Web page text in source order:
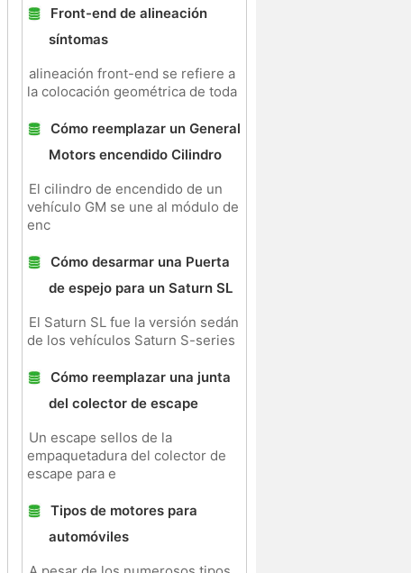
Front-end de alineación
síntomas
alineación front-end se refiere a
la colocación geométrica de toda
Cómo reemplazar un General
Motors encendido Cilindro
El cilindro de encendido de un
vehículo GM se une al módulo de
enc
Cómo desarmar una Puerta
de espejo para un Saturn SL
El Saturn SL fue la versión sedán
de los vehículos Saturn S-series
Cómo reemplazar una junta
del colector de escape
Un escape sellos de la
empaquetadura del colector de
escape para e
Tipos de motores para
automóviles